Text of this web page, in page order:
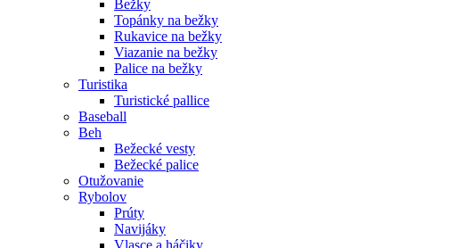
Bežky
Topánky na bežky
Rukavice na bežky
Viazanie na bežky
Palice na bežky
Turistika
Turistické pallice
Baseball
Beh
Bežecké vesty
Bežecké palice
Otužovanie
Rybolov
Prúty
Navijáky
Vlasce a háčiky